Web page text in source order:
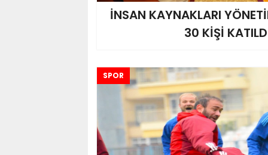
İNSAN KAYNAKLARI
30 KİŞİ
SPOR